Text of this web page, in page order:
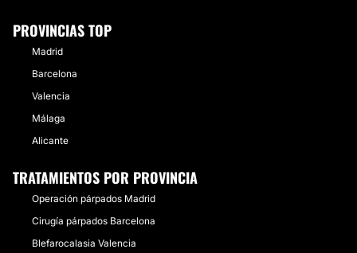
PROVINCIAS TOP
Madrid
Barcelona
Valencia
Málaga
Alicante
TRATAMIENTOS POR PROVINCIA
Operación párpados Madrid
Cirugía párpados Barcelona
Blefarocalasia Valencia